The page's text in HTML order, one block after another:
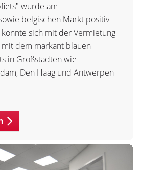
wurde am
belgischen Markt positiv
sich mit der Vermietung
dem markant blauen
in Großstädten wie
Den Haag und Antwerpen